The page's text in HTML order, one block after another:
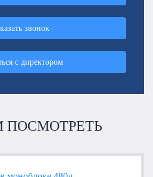
звонок
с директором
ПОСМОТРЕТЬ